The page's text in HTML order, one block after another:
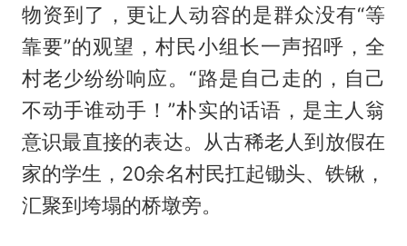
物资到了，更让人动容的是群众没有“等
靠要”的观望，村民小组长一声招呼，全
村老少纷纷响应。“路是自己走的，自己
不动手谁动手！”朴实的话语，是主人翁
意识最直接的表达。从古稀老人到放假在
家的学生，20余名村民扛起锄头、铁锹，
汇聚到垮塌的桥墩旁。